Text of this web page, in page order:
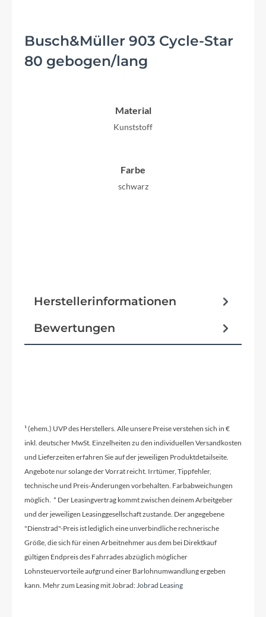
Busch&Müller 903 Cycle-Star
80 gebogen/lang
Material
Kunststoff
Farbe
schwarz
Herstellerinformationen
Bewertungen
¹ (ehem.) UVP des Herstellers. Alle unsere Preise verstehen sich in €
inkl. deutscher MwSt. Einzelheiten zu den individuellen Versandkosten
und Lieferzeiten erfahren Sie auf der jeweiligen Produktdetailseite.
Angebote nur solange der Vorrat reicht. Irrtümer, Tippfehler,
technische und Preis-Änderungen vorbehalten. Farbabweichungen
möglich. * Der Leasingvertrag kommt zwischen deinem Arbeitgeber
und der jeweiligen Leasinggesellschaft zustande. Der angegebene
"Dienstrad"-Preis ist lediglich eine unverbindliche rechnerische
Größe, die sich für einen Arbeitnehmer aus dem bei Direktkauf
gültigen Endpreis des Fahrrades abzüglich möglicher
Lohnsteuervorteile aufgrund einer Barlohnumwandlung ergeben
kann. Mehr zum Leasing mit Jobrad:Jobrad Leasing